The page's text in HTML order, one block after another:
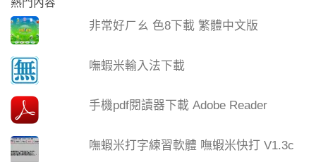
非常好ㄏㄠ 色8下載 繁體中文版
嘸蝦米輸入法下載
手機pdf閱讀器下載 Adobe Reader
嘸蝦米打字練習軟體 嘸蝦米快打 V1.3c